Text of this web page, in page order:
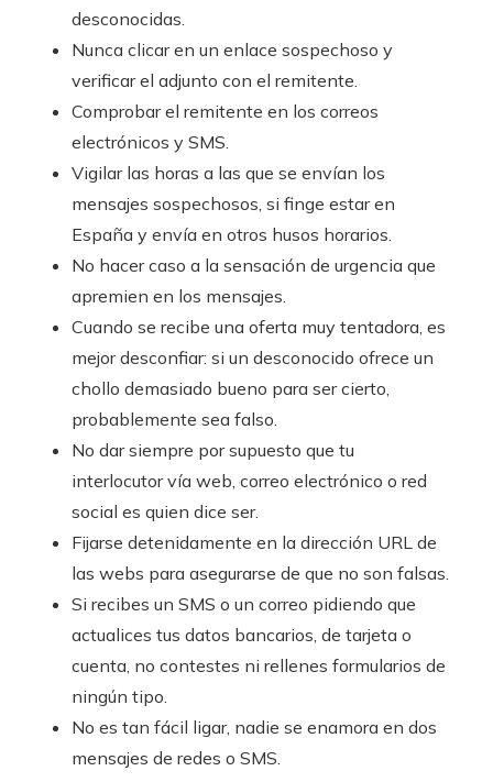
desconocidas.
Nunca clicar en un enlace sospechoso y
verificar el adjunto con el remitente.
Comprobar el remitente en los correos
electrónicos y SMS.
Vigilar las horas a las que se envían los
mensajes sospechosos, si finge estar en
España y envía en otros husos horarios.
No hacer caso a la sensación de urgencia que
apremien en los mensajes.
Cuando se recibe una oferta muy tentadora, es
mejor desconfiar: si un desconocido ofrece un
chollo demasiado bueno para ser cierto,
probablemente sea falso.
No dar siempre por supuesto que tu
interlocutor vía web, correo electrónico o red
social es quien dice ser.
Fijarse detenidamente en la dirección URL de
las webs para asegurarse de que no son falsas.
Si recibes un SMS o un correo pidiendo que
actualices tus datos bancarios, de tarjeta o
cuenta, no contestes ni rellenes formularios de
ningún tipo.
No es tan fácil ligar, nadie se enamora en dos
mensajes de redes o SMS.